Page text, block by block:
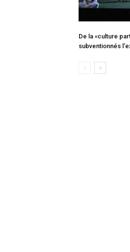
De la «culture
subventionnés